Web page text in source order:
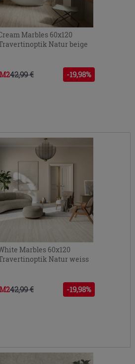
Marbles 60x120
Natur beige
42,99 € -19,98%
Marbles 60x120
Natur weiss
42,99 € -19,98%